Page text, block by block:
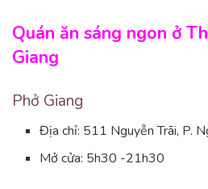
Quán ăn sáng ngon ở
Giang
Phở Giang
Địa chỉ: 511 Nguyễn Trãi, P.
Mở cửa: 5h30 -21h30